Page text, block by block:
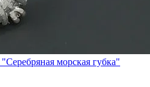
морская губка"